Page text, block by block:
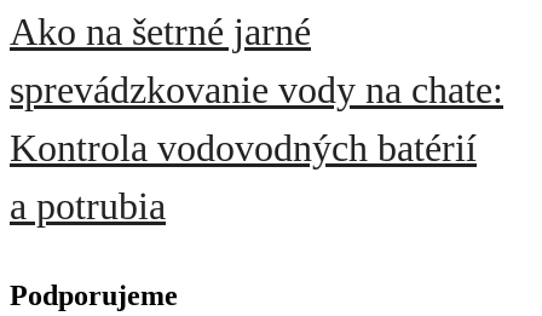
Ako na šetrné jarné
sprevádzkovanie vody na chate:
Kontrola vodovodných batérií
a potrubia
Podporujeme